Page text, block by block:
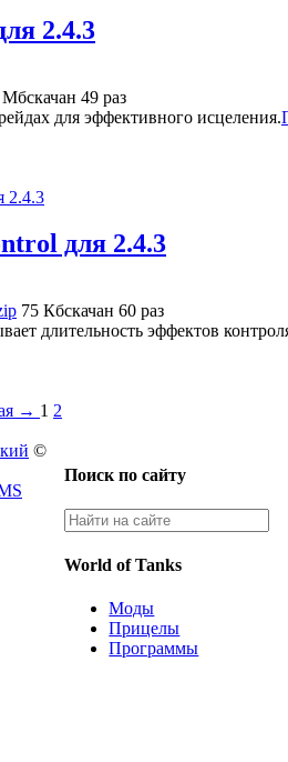
2.4.3
Мбскачан 49 раз
для эффективного исцеления.
для 2.4.3
75 Кбскачан 60 раз
длительность эффектов
→ 1 2
Поиск по сайту
World of Tanks
Моды
Прицелы
Программы
©